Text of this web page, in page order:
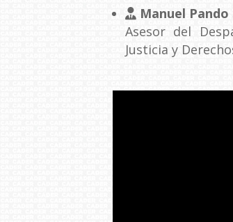
Manuel Pando
Asesor del
Justicia y